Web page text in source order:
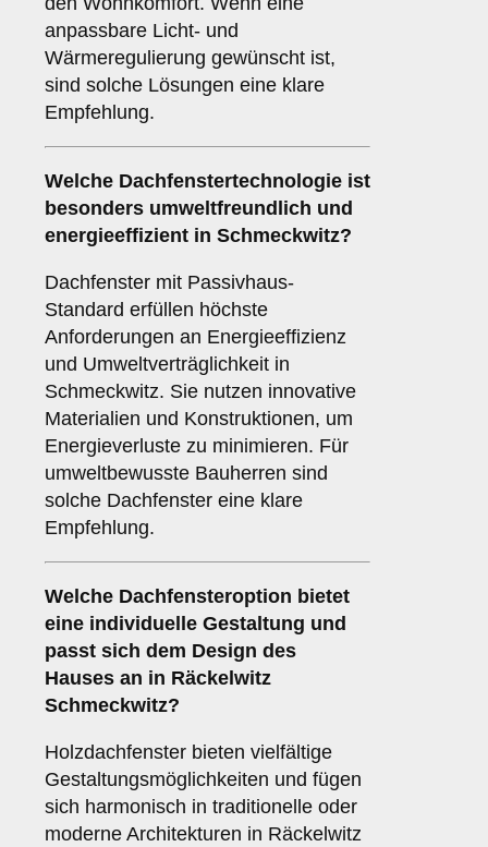
anpassbare Licht- und
Wärmeregulierung gewünscht ist,
sind solche Lösungen eine klare
Empfehlung.
Welche Dachfenstertechnologie ist
besonders umweltfreundlich und
energieeffizient in Schmeckwitz?
Dachfenster mit Passivhaus-
Standard erfüllen höchste
Anforderungen an Energieeffizienz
und Umweltverträglichkeit in
Schmeckwitz. Sie nutzen innovative
Materialien und Konstruktionen, um
Energieverluste zu minimieren. Für
umweltbewusste Bauherren sind
solche Dachfenster eine klare
Empfehlung.
Welche Dachfensteroption bietet
eine individuelle Gestaltung und
passt sich dem Design des
Hauses an in Räckelwitz
Schmeckwitz?
Holzdachfenster bieten vielfältige
Gestaltungsmöglichkeiten und fügen
sich harmonisch in traditionelle oder
moderne Architekturen in Räckelwitz